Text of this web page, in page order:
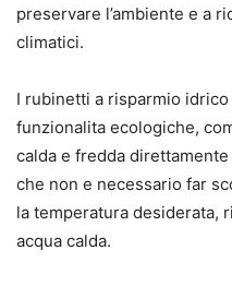
preservare l’ambiente e a
climatici.
I rubinetti a risparmio
funzionalita ecologiche,
calda e fredda
che non e necessario far
la temperatura desiderata,
acqua calda.